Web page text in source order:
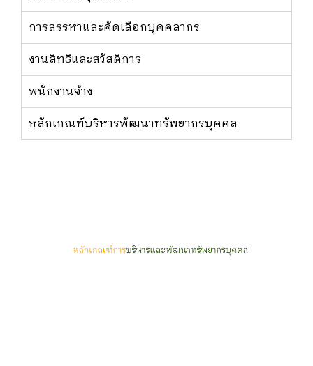
การสรรหาและคัดเลือกบุคคลากร
งานสิทธิและสวัสดิการ
พนักงานจ้าง
หลักเกณฑ์บริหารพัฒนาทรัพยากรบุคคล